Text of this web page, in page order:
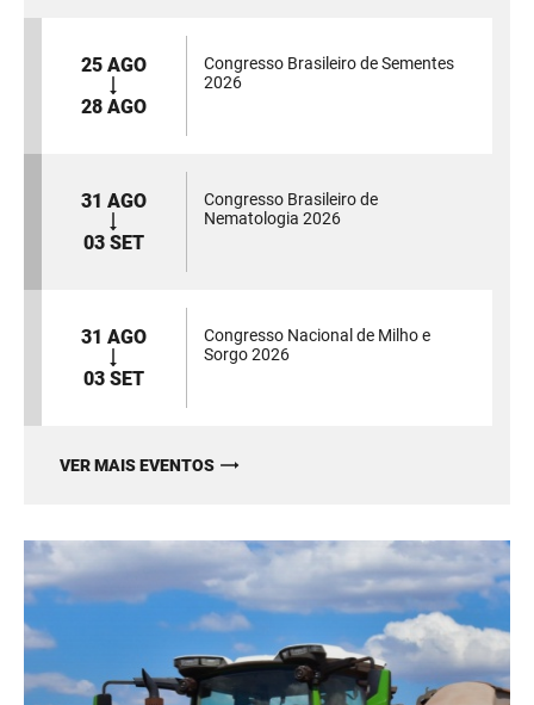
25 AGO
28 AGO
Congresso Brasileiro de Sementes
2026
31 AGO
03 SET
Congresso Brasileiro de
Nematologia 2026
31 AGO
03 SET
Congresso Nacional de Milho e
Sorgo 2026
VER MAIS EVENTOS